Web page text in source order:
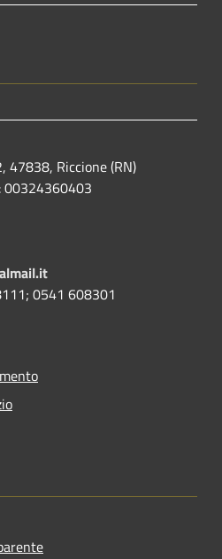
47838, Riccione (RN)
00324360403
0541 608301